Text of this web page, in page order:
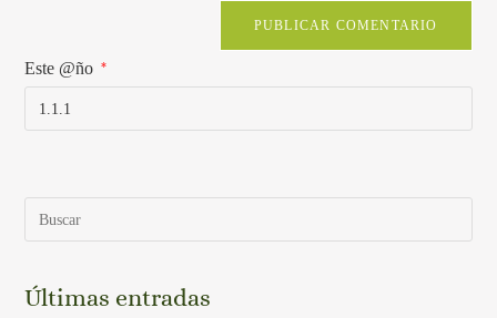
Este @ño *
Últimas entradas